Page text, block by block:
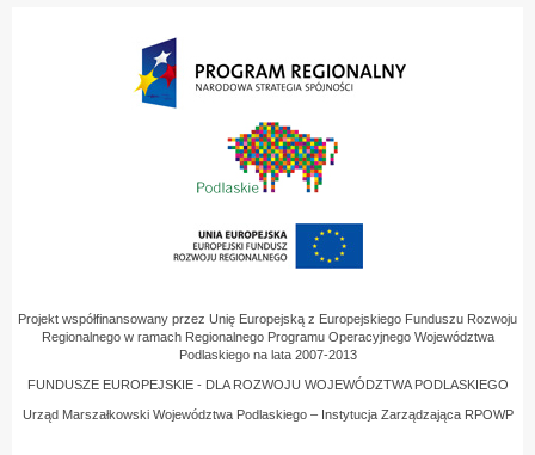
Projekt współfinansowany przez Unię Europejską z Europejskiego Funduszu Rozwoju
Regionalnego w ramach Regionalnego Programu Operacyjnego Województwa
Podlaskiego na lata 2007-2013
FUNDUSZE EUROPEJSKIE - DLA ROZWOJU WOJEWÓDZTWA PODLASKIEGO
Urząd Marszałkowski Województwa Podlaskiego – Instytucja Zarządzająca RPOWP